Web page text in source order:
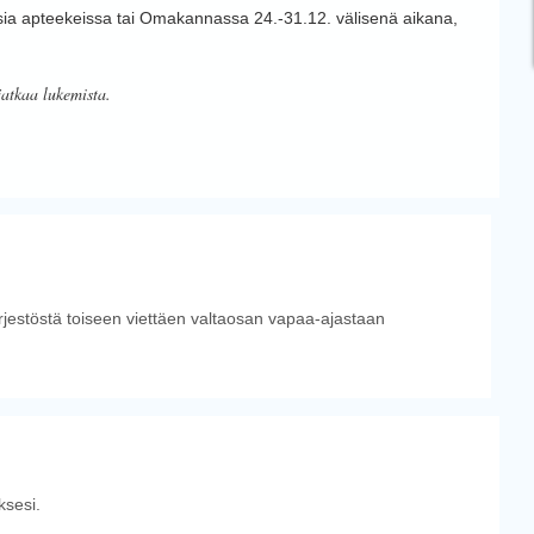
apteekeissa tai Omakannassa 24.-31.12. välisenä aikana,
lukemista.
toiseen viettäen valtaosan vapaa-ajastaan